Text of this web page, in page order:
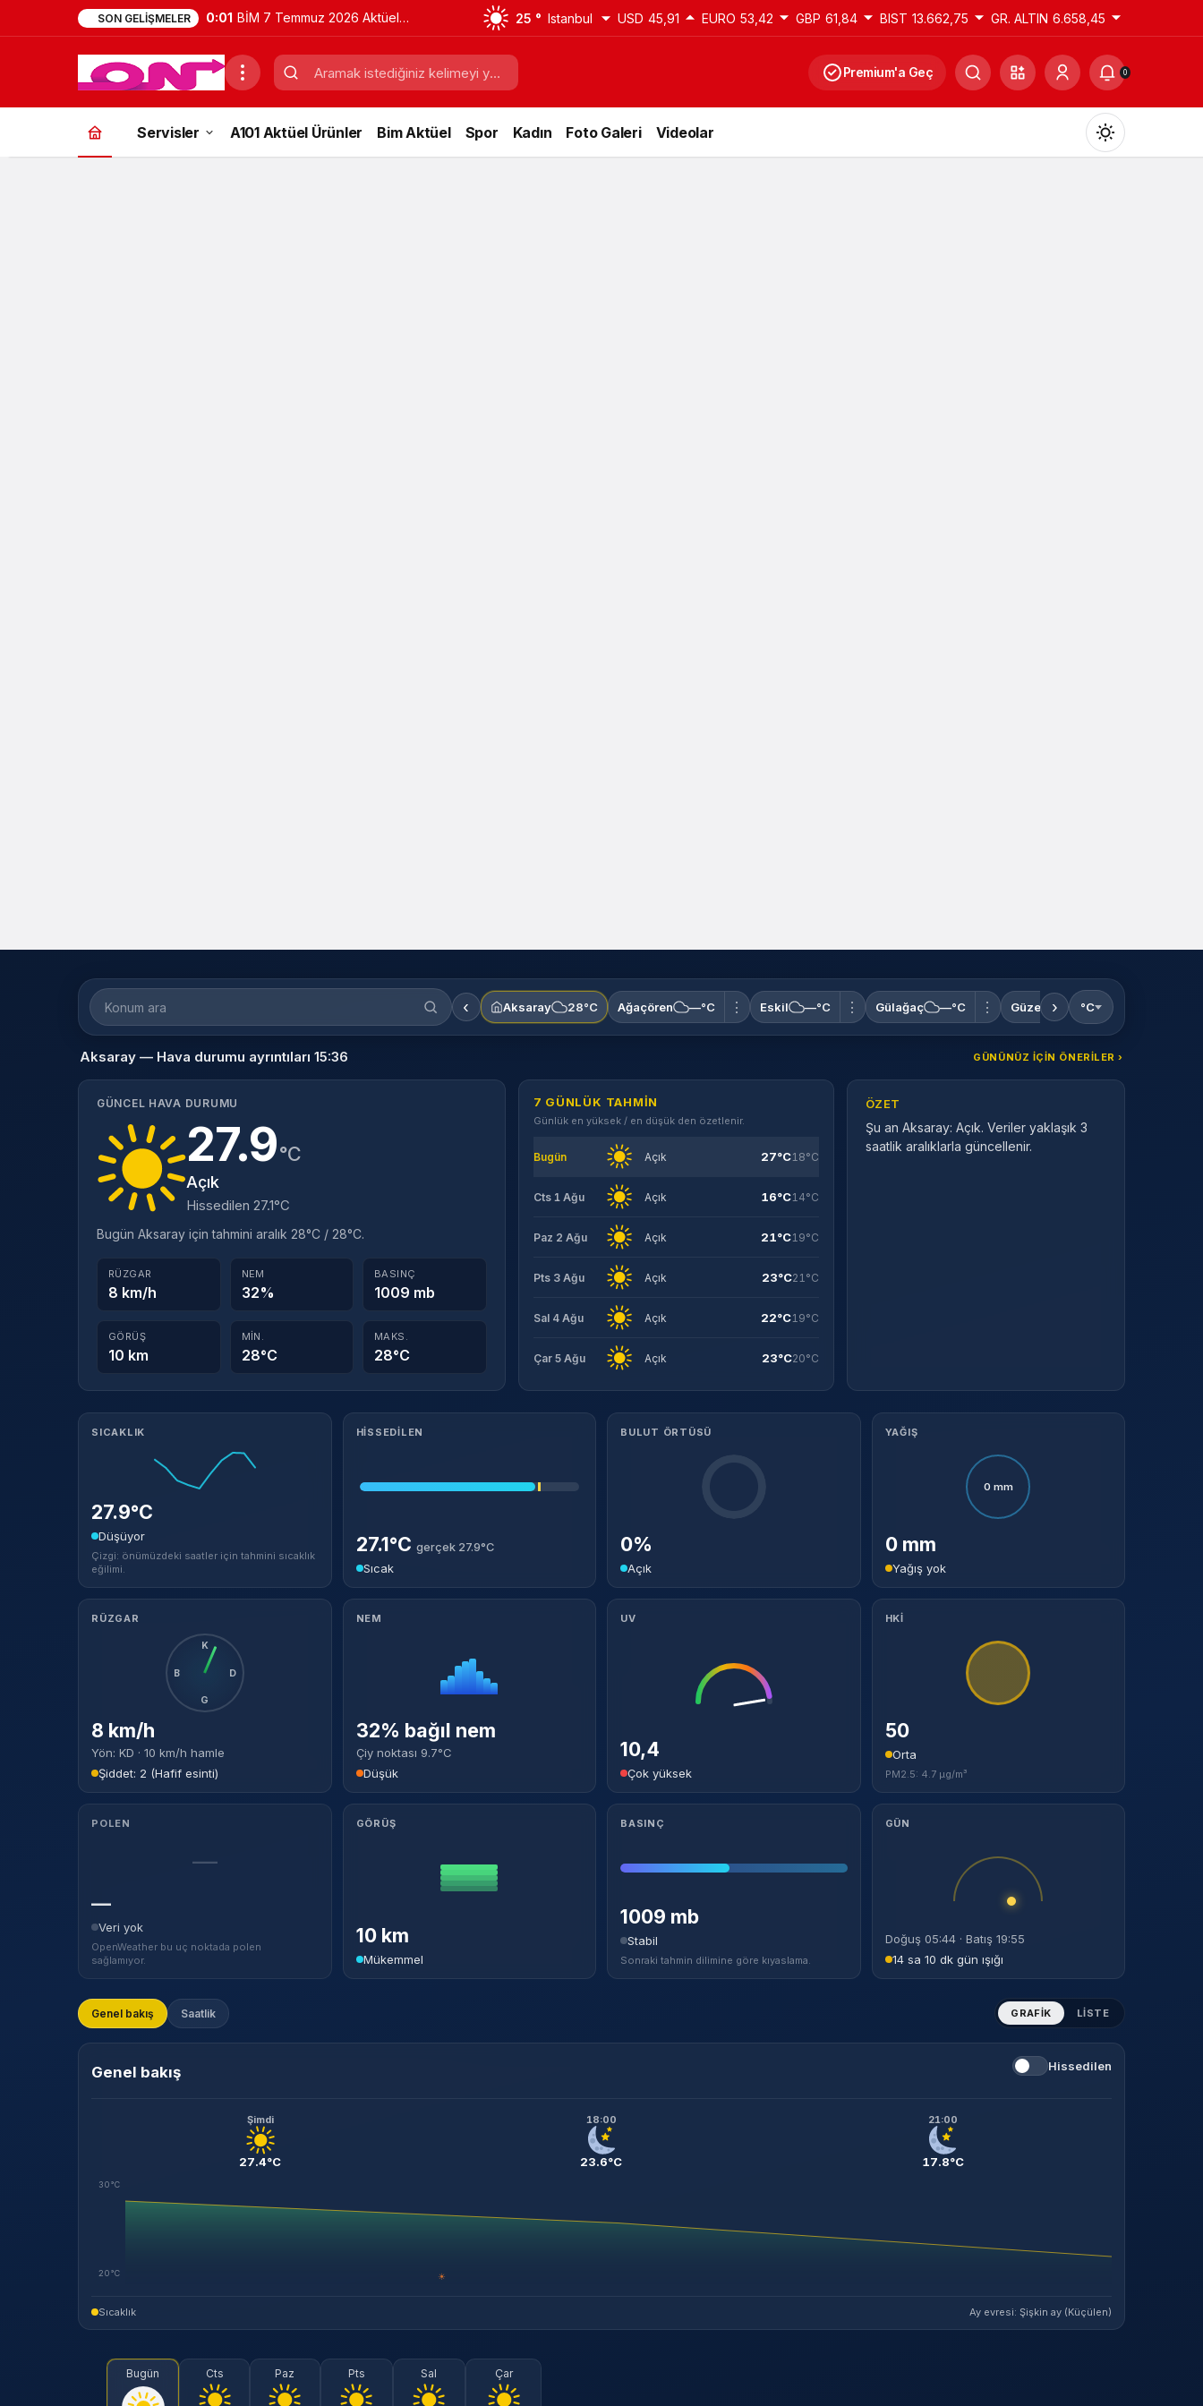
SON GELIŞMELER 0:01 BİM 7 Temmuz 2026 Aktüel
Ürünler Kataloğu | Bu Hafta
İndirimde Olan Ürünler
25 ° Istanbul USD 45,91 EURO 53,42 GBP 61,84 BIST 13.662,75 GR. ALTIN 6.658,45
Premium'a Geç 0
Servisler A101 Aktüel Ürünler Bim Aktüel Spor Kadın Foto Galeri Videolar
‹ Aksaray 28°C Ağaçören —°C ⋮ Eskil —°C ⋮ Gülağaç —°C ⋮ Güzelyurt —°C
› °C
Aksaray — Hava durumu ayrıntıları 15:36 GÜNÜNÜZ IÇIN ÖNERILER ›
GÜNCEL HAVA DURUMU
27.9°C
Açık
Hissedilen 27.1°C
Bugün Aksaray için tahmini aralık 28°C / 28°C.
RÜZGAR
8 km/h
NEM
32%
BASINÇ
1009 mb
GÖRÜŞ
10 km
MIN.
28°C
MAKS.
28°C
7 GÜNLÜK TAHMIN
Günlük en yüksek / en düşük den özetlenir.
Bugün Açık 27°C18°C
Cts 1 Ağu Açık 16°C14°C
Paz 2 Ağu Açık 21°C19°C
Pts 3 Ağu Açık 23°C21°C
Sal 4 Ağu Açık 22°C19°C
Çar 5 Ağu Açık 23°C20°C
ÖZET
Şu an Aksaray: Açık. Veriler yaklaşık 3
saatlik aralıklarla güncellenir.
Meteorolojik ayrıntılar
SICAKLIK
27.9°C
Düşüyor
Çizgi: önümüzdeki saatler için tahmini sıcaklık
eğilimi.
HISSEDILEN
27.1°C gerçek 27.9°C
Sıcak
BULUT ÖRTÜSÜ
0%
Açık
YAĞIŞ
0 mm
0 mm
Yağış yok
RÜZGAR
K
D
G
B
8 km/h
Yön: KD · 10 km/h hamle
Şiddet: 2 (Hafif esinti)
NEM
32% bağıl nem
Çiy noktası 9.7°C
Düşük
UV
10,4
Çok yüksek
HKİ
50
Orta
PM2.5: 4.7 µg/m³
POLEN
—
—
Veri yok
OpenWeather bu uç noktada polen
sağlamıyor.
GÖRÜŞ
10 km
Mükemmel
BASINÇ
1009 mb
Stabil
Sonraki tahmin dilimine göre kıyaslama.
GÜN
Doğuş 05:44 · Batış 19:55
14 sa 10 dk gün ışığı
Genel bakış Saatlik GRAFIK LISTE
Genel bakış Hissedilen
Şimdi
27.4°C
18:00
23.6°C
21:00
17.8°C
30°C
20°C ☀
Sıcaklık Ay evresi: Şişkin ay (Küçülen)
Bugün Cts Paz Pts Sal Çar